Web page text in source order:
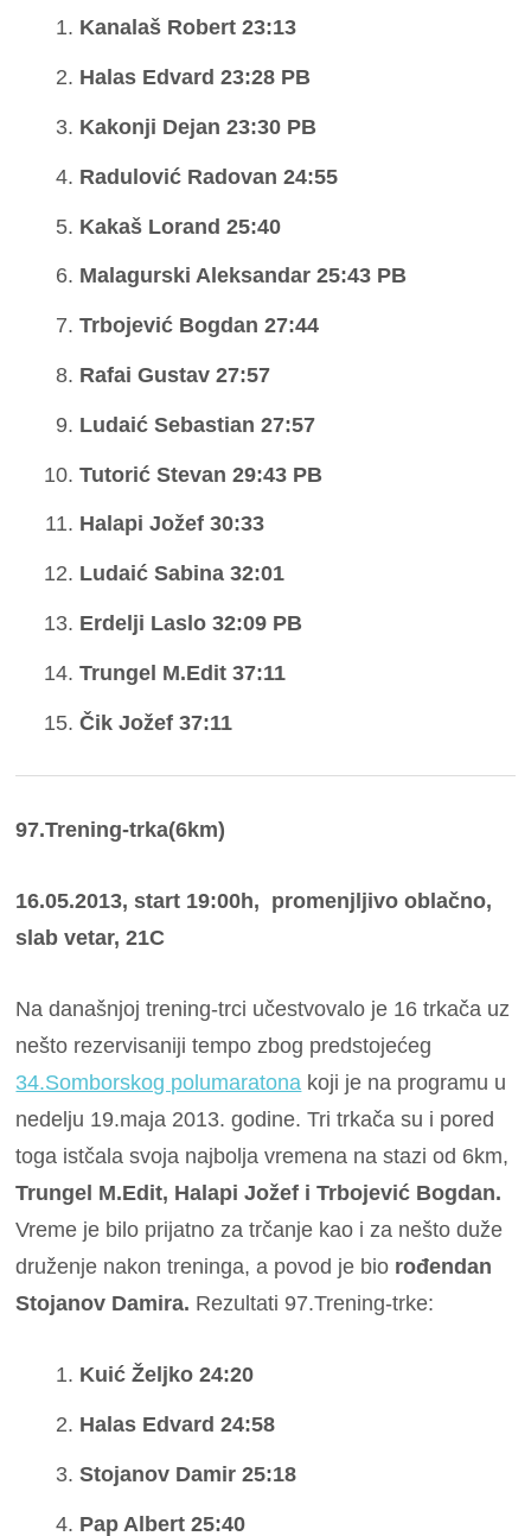
Kanalaš Robert 23:13
Halas Edvard 23:28 PB
Kakonji Dejan 23:30 PB
Radulović Radovan 24:55
Kakaš Lorand 25:40
Malagurski Aleksandar 25:43 PB
Trbojević Bogdan 27:44
Rafai Gustav 27:57
Ludaić Sebastian 27:57
Tutorić Stevan 29:43 PB
Halapi Jožef 30:33
Ludaić Sabina 32:01
Erdelji Laslo 32:09 PB
Trungel M.Edit 37:11
Čik Jožef 37:11
97.Trening-trka(6km)
16.05.2013, start 19:00h, promenjljivo oblačno,
slab vetar, 21C
Na današnjoj trening-trci učestvovalo je 16 trkača uz
nešto rezervisaniji tempo zbog predstojećeg
34.Somborskog polumaratona koji je na programu u
nedelju 19.maja 2013. godine. Tri trkača su i pored
toga istčala svoja najbolja vremena na stazi od 6km,
Trungel M.Edit, Halapi Jožef i Trbojević Bogdan.
Vreme je bilo prijatno za trčanje kao i za nešto duže
druženje nakon treninga, a povod je bio rođendan
Stojanov Damira. Rezultati 97.Trening-trke:
Kuić Željko 24:20
Halas Edvard 24:58
Stojanov Damir 25:18
Pap Albert 25:40